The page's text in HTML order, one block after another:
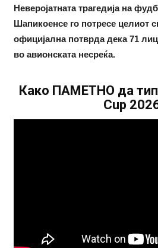
го остави без зборови
Зборови кои сите ги чекаа, Симеоне
Гризман
Реал Мадрид ја прекинува
Неверојатната трагедија на
Шапикоенсе го потресе целиот
официјална потврда дека 71
во авионската несреќа.
Како ПАМЕТНО да
Cup